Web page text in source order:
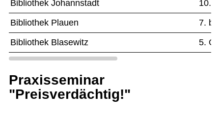
Bibliothek Johannstadt
10.
Bibliothek Plauen
7.
Bibliothek Blasewitz
5.
Praxisseminar
"Preisverdächtig!"